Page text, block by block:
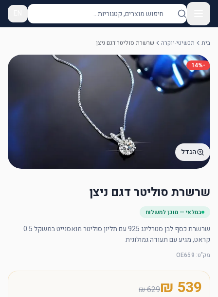
בית תכשיטי-יוקרה שרשרת סוליטר דגם ניצן
הגדל
-
14%
שרשרת סוליטר דגם ניצן
במלאי — מוכן למשלוח
קראט, מגיע עם תעודה גמולוגית
מק"ט:
OE659